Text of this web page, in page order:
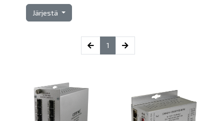
Järjestä
1 (current)